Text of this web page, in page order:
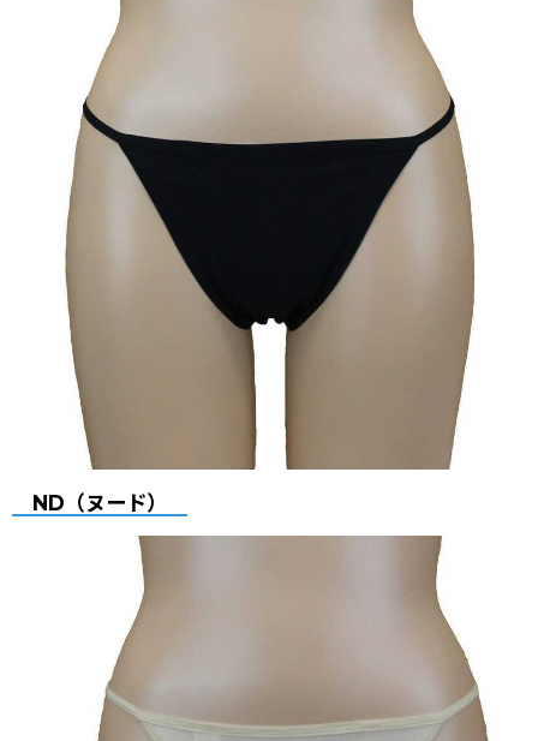
ND（ヌード）